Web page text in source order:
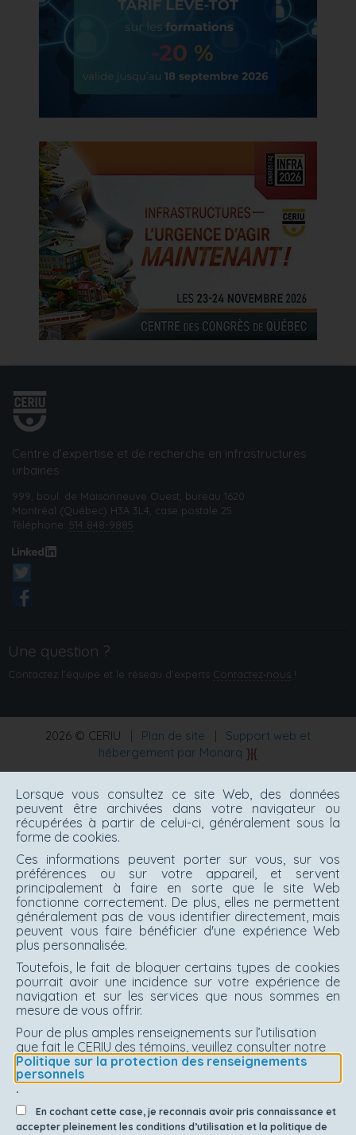
Centre d’expertise et de recherche en infrastructures
urbaines
999, boul. de Maisonneuve Ouest, bureau 1620
Montréal (Québec) H3A 3L4, case postale 25
Téléphone: 514 848-9885
Une question ?
Contactez l'équipe et le réseau d’experts Contactez‑nous !
2026 © CERIU Plan de site
Support web et
hébergement par Monarq
Lorsque vous consultez ce site Web, des données
peuvent être archivées dans votre navigateur ou
récupérées à partir de celui-ci, généralement sous la
forme de cookies.
Ces informations peuvent porter sur vous, sur vos
préférences ou sur votre appareil, et servent
principalement à faire en sorte que le site Web
fonctionne correctement. De plus, elles ne permettent
généralement pas de vous identifier directement, mais
peuvent vous faire bénéficier d'une expérience Web
plus personnalisée.
Toutefois, le fait de bloquer certains types de cookies
pourrait avoir une incidence sur votre expérience de
navigation et sur les services que nous sommes en
mesure de vous offrir.
Pour de plus amples renseignements sur l’utilisation
que fait le CERIU des témoins, veuillez consulter notre
Politique sur la protection des renseignements
personnels
.
En cochant cette case, je reconnais avoir pris connaissance et
accepter pleinement les conditions d’utilisation et la politique de